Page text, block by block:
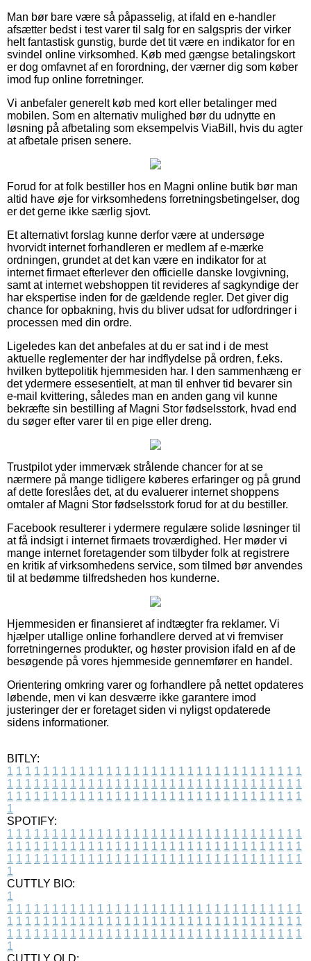
Man bør bare være så påpasselig, at ifald en e-handler
afsætter bedst i test varer til salg for en salgspris der virker
helt fantastisk gunstig, burde det tit være en indikator for en
svindel online virksomhed. Køb med gængse betalingskort
er dog omfavnet af en forordning, der værner dig som køber
imod fup online forretninger.
Vi anbefaler generelt køb med kort eller betalinger med
mobilen. Som en alternativ mulighed bør du udnytte en
løsning på afbetaling som eksempelvis ViaBill, hvis du agter
at afbetale prisen senere.
Forud for at folk bestiller hos en Magni online butik bør man
altid have øje for virksomhedens forretningsbetingelser, dog
er det gerne ikke særlig sjovt.
Et alternativt forslag kunne derfor være at undersøge
hvorvidt internet forhandleren er medlem af e-mærke
ordningen, grundet at det kan være en indikator for at
internet firmaet efterlever den officielle danske lovgivning,
samt at internet webshoppen tit revideres af sagkyndige der
har ekspertise inden for de gældende regler. Det giver dig
chance for opbakning, hvis du bliver udsat for udfordringer i
processen med din ordre.
Ligeledes kan det anbefales at du er sat ind i de mest
aktuelle reglementer der har indflydelse på ordren, f.eks.
hvilken byttepolitik hjemmesiden har. I den sammenhæng er
det ydermere essesentielt, at man til enhver tid bevarer sin
e-mail kvittering, således man en anden gang vil kunne
bekræfte sin bestilling af Magni Stor fødselsstork, hvad end
du søger efter varer til en pige eller dreng.
Trustpilot yder immervæk strålende chancer for at se
nærmere på mange tidligere køberes erfaringer og på grund
af dette foreslåes det, at du evaluerer internet shoppens
omtaler af Magni Stor fødselsstork forud for at du bestiller.
Facebook resulterer i ydermere regulære solide løsninger til
at få indsigt i internet firmaets troværdighed. Her møder vi
mange internet foretagender som tilbyder folk at registrere
en kritik af virksomhedens service, som tilmed bør anvendes
til at bedømme tilfredsheden hos kunderne.
Hjemmesiden er finansieret af indtægter fra reklamer. Vi
hjælper utallige online forhandlere derved at vi fremviser
forretningernes produkter, og høster provision ifald en af de
besøgende på vores hjemmeside gennemfører en handel.
Orientering omkring varer og forhandlere på nettet opdateres
løbende, men vi kan desværre ikke garantere imod
justeringer der er foretaget siden vi nyligst opdaterede
sidens informationer.
BITLY:
1 1 1 1 1 1 1 1 1 1 1 1 1 1 1 1 1 1 1 1 1 1 1 1 1 1 1 1 1 1 1 1 1
1 1 1 1 1 1 1 1 1 1 1 1 1 1 1 1 1 1 1 1 1 1 1 1 1 1 1 1 1 1 1 1 1
1 1 1 1 1 1 1 1 1 1 1 1 1 1 1 1 1 1 1 1 1 1 1 1 1 1 1 1 1 1 1 1 1
1
SPOTIFY:
1 1 1 1 1 1 1 1 1 1 1 1 1 1 1 1 1 1 1 1 1 1 1 1 1 1 1 1 1 1 1 1 1
1 1 1 1 1 1 1 1 1 1 1 1 1 1 1 1 1 1 1 1 1 1 1 1 1 1 1 1 1 1 1 1 1
1 1 1 1 1 1 1 1 1 1 1 1 1 1 1 1 1 1 1 1 1 1 1 1 1 1 1 1 1 1 1 1 1
1
CUTTLY BIO:
1
1 1 1 1 1 1 1 1 1 1 1 1 1 1 1 1 1 1 1 1 1 1 1 1 1 1 1 1 1 1 1 1 1
1 1 1 1 1 1 1 1 1 1 1 1 1 1 1 1 1 1 1 1 1 1 1 1 1 1 1 1 1 1 1 1 1
1 1 1 1 1 1 1 1 1 1 1 1 1 1 1 1 1 1 1 1 1 1 1 1 1 1 1 1 1 1 1 1 1
1
CUTTLY OLD: